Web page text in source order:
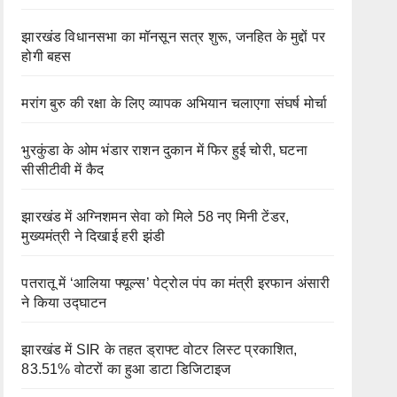
झारखंड विधानसभा का मॉनसून सत्र शुरू, जनहित के मुद्दों पर
होगी बहस
मरांग बुरु की रक्षा के लिए व्यापक अभियान चलाएगा संघर्ष मोर्चा
भुरकुंडा के ओम भंडार राशन दुकान में फिर हुई चोरी, घटना
सीसीटीवी में कैद
झारखंड में अग्निशमन सेवा को मिले 58 नए मिनी टेंडर,
मुख्यमंत्री ने दिखाई हरी झंडी
पतरातू में ‘आलिया फ्यूल्स’ पेट्रोल पंप का मंत्री इरफान अंसारी
ने किया उद्घाटन
झारखंड में SIR के तहत ड्राफ्ट वोटर लिस्ट प्रकाशित,
83.51% वोटरों का हुआ डाटा डिजिटाइज